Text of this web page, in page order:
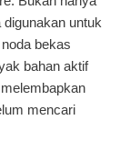
untuk
bekas
bahan aktif
mencari